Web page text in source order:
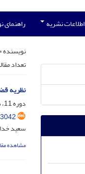
اطلاعات نشریه راهنمای
نویسنده
تعداد
نظریه
دوره 11، شماره 3، آذر 1404، صفحه
سعید
مشاهده